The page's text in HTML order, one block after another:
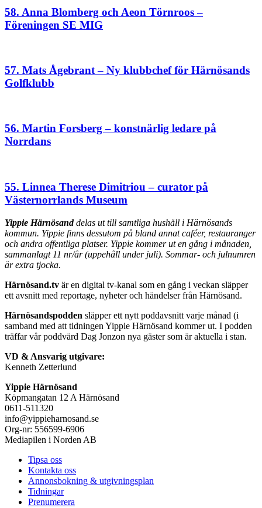
58. Anna Blomberg och Aeon Törnroos –
Föreningen SE MIG
57. Mats Ågebrant – Ny klubbchef för Härnösands
Golfklubb
56. Martin Forsberg – konstnärlig ledare på
Norrdans
55. Linnea Therese Dimitriou – curator på
Västernorrlands Museum
Yippie Härnösanddelas ut till samtliga hushåll i Härnösands
kommun. Yippie finns dessutom på bland annat caféer, restauranger
och andra offentliga platser. Yippie kommer ut en gång i månaden,
sammanlagt 11 nr/år (uppehåll under juli). Sommar- och julnumren
är extra tjocka.
Härnösand.tv är en digital tv-kanal som en gång i veckan släpper
ett avsnitt med reportage, nyheter och händelser från Härnösand.
Härnösandspodden släpper ett nytt poddavsnitt varje månad (i
samband med att tidningen Yippie Härnösand kommer ut. I podden
träffar vår poddvärd Dag Jonzon nya gäster som är aktuella i stan.
VD & Ansvarig utgivare:
Kenneth Zetterlund
Yippie Härnösand
Köpmangatan 12 A Härnösand
0611-511320
info@yippieharnosand.se
Org-nr: 556599-6906
Mediapilen i Norden AB
Tipsa oss
Kontakta oss
Annonsbokning & utgivningsplan
Tidningar
Prenumerera